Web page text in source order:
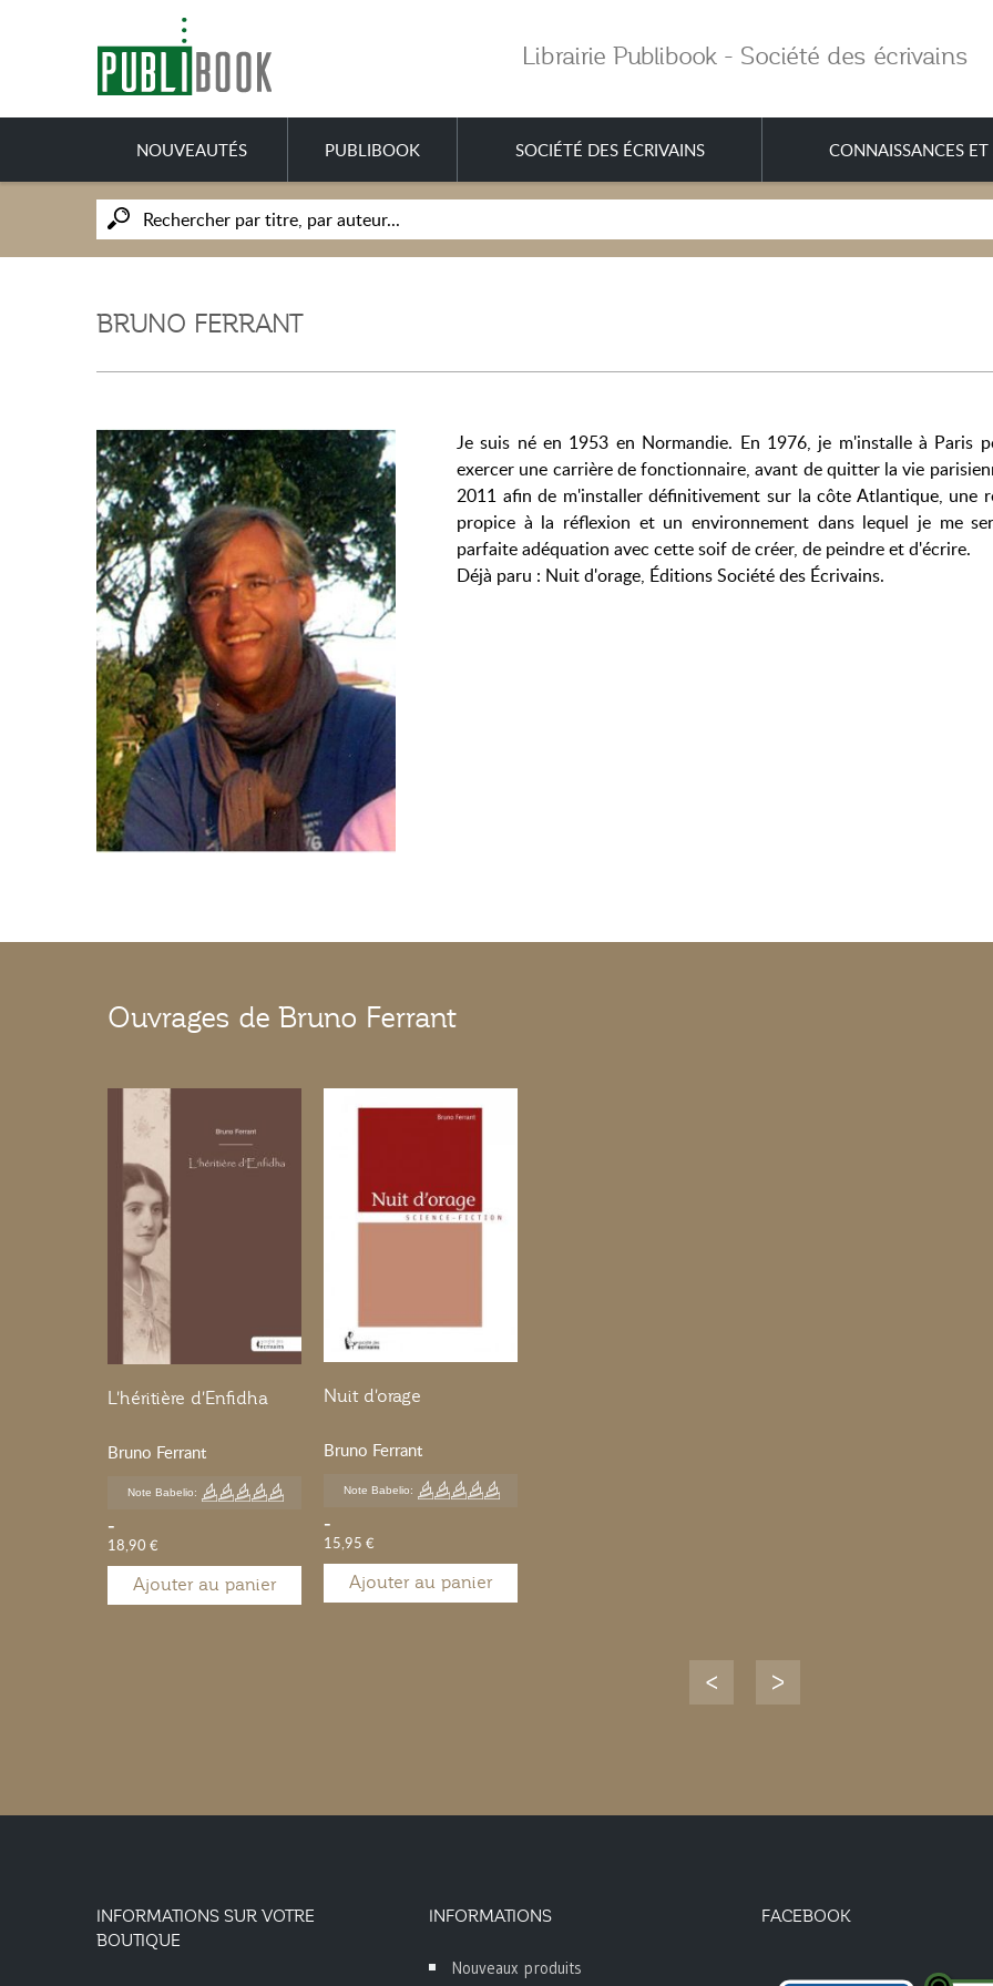
Librairie Publibook - Société des écrivains
NOUVEAUTÉS PUBLIBOOK SOCIÉTÉ DES ÉCRIVAINS CONNAISSANCES ET
BRUNO FERRANT
Je suis né en 1953 en Normandie. En 1976, je m'installe à Paris
exercer une carrière de fonctionnaire, avant de quitter la vie
2011 afin de m'installer définitivement sur la côte Atlantique, une
propice à la réflexion et un environnement dans lequel je me
parfaite adéquation avec cette soif de créer, de peindre et d'écrire.
Déjà paru : Nuit d'orage, Éditions Société des Écrivains.
Ouvrages de Bruno Ferrant
L'héritière d'Enfidha
Bruno Ferrant
Note Babelio:
-
18,90 €
Ajouter au panier
Nuit d'orage
Bruno Ferrant
Note Babelio:
-
15,95 €
Ajouter au panier
INFORMATIONS SUR VOTRE
BOUTIQUE
INFORMATIONS
Nouveaux produits
FACEBOOK